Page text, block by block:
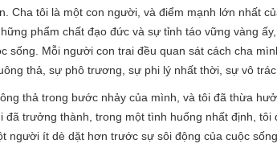
Cha tôi là một con người, và điểm mạnh lớn nhất
phẩm chất đạo đức và sự tỉnh táo vững vàng
sống. Mỗi người con trai đều quan sát cách cha
thả, sự phô trương, sự phi lý nhất thời, sự vô
thả trong bước nhảy của mình, và tôi đã thừa
trưởng thành, trong một tình huống nhất định,
người ít dè dặt hơn trước sự sôi động của cuộc sống.